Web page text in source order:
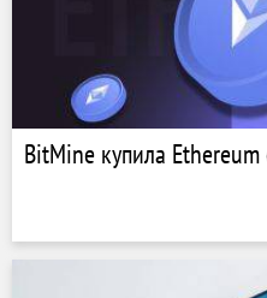
BitMine купила